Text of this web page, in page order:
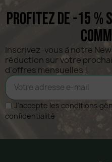
Profitez de -15 %
Inscrivez-vous à notre
réduction sur votre
d’offres mensuelles !
J'accepte les conditions
confidentialité